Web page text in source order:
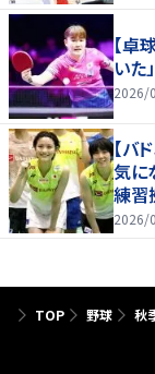
【卓
いた
2026/
【バ
気に
練習
たり
2026/
TOP 野球 秋